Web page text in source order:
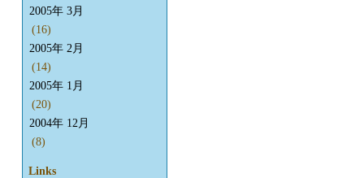
2005年 3月
(16)
2005年 2月
(14)
2005年 1月
(20)
2004年 12月
(8)
Links